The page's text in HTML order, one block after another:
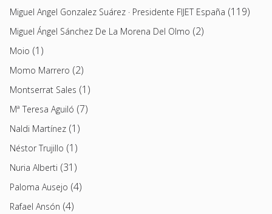
Miguel Angel Gonzalez Suárez · Presidente FIJET España (119)
Miguel Ángel Sánchez De La Morena Del Olmo (2)
Moio (1)
Momo Marrero (2)
Montserrat Sales (1)
Mª Teresa Aguiló (7)
Naldi Martínez (1)
Néstor Trujillo (1)
Nuria Alberti (31)
Paloma Ausejo (4)
Rafael Ansón (4)